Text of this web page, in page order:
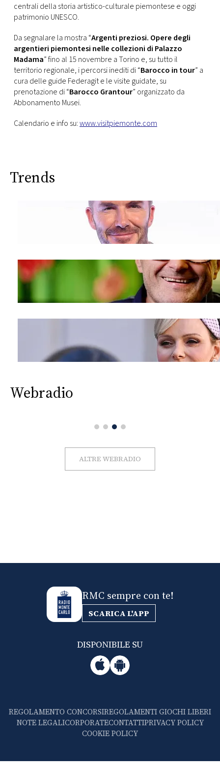
centrali della storia artistico-culturale piemontese e oggi
patrimonio UNESCO.
Da segnalare la mostra “Argenti preziosi. Opere degli
argentieri piemontesi nelle collezioni di Palazzo
Madama” fino al 15 novembre a Torino e, su tutto il
territorio regionale, i percorsi inediti di “Barocco in tour” a
cura delle guide Federagit e le visite guidate, su
prenotazione di “Barocco Grantour” organizzato da
Abbonamento Musei.
Calendario e info su:www.visitpiemonte.com
Trends
Webradio
ALTRE WEBRADIO
RMC sempre con te!
SCARICA L'APP
DISPONIBILE SU
REGOLAMENTO CONCORSIREGOLAMENTI GIOCHI LIBERI
NOTE LEGALICORPORATECONTATTIPRIVACY POLICY
COOKIE POLICY